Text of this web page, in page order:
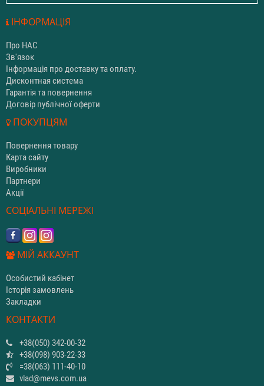
ІНФОРМАЦІЯ
Про НАС
Зв'язок
Інформація про доставку та оплату.
Дисконтная система
Гарантія та повернення
Договір публічної оферти
ПОКУПЦЯМ
Повернення товару
Карта сайту
Виробники
Партнери
Акції
СОЦІАЛЬНІ МЕРЕЖІ
МІЙ АККАУНТ
Особистий кабінет
Історія замовлень
Закладки
КОНТАКТИ
+38(050) 342-00-32
+38(098) 903-22-33
=38(063) 111-40-10
vlad@mevs.com.ua